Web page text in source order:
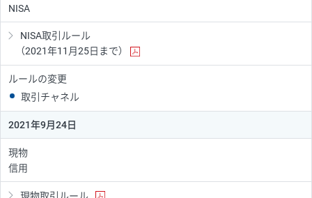
NISA
NISA取引ルール
（2021年11月25日まで）
ルールの変更
取引チャネル
2021年9月24日
現物
信用
現物取引ルール